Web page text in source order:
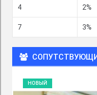
4 2%
7 3%
НОВЫЙ